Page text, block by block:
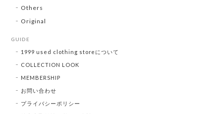
Others
Original
GUIDE
1999 used clothing storeについて
COLLECTION LOOK
MEMBERSHIP
お問い合わせ
プライバシーポリシー